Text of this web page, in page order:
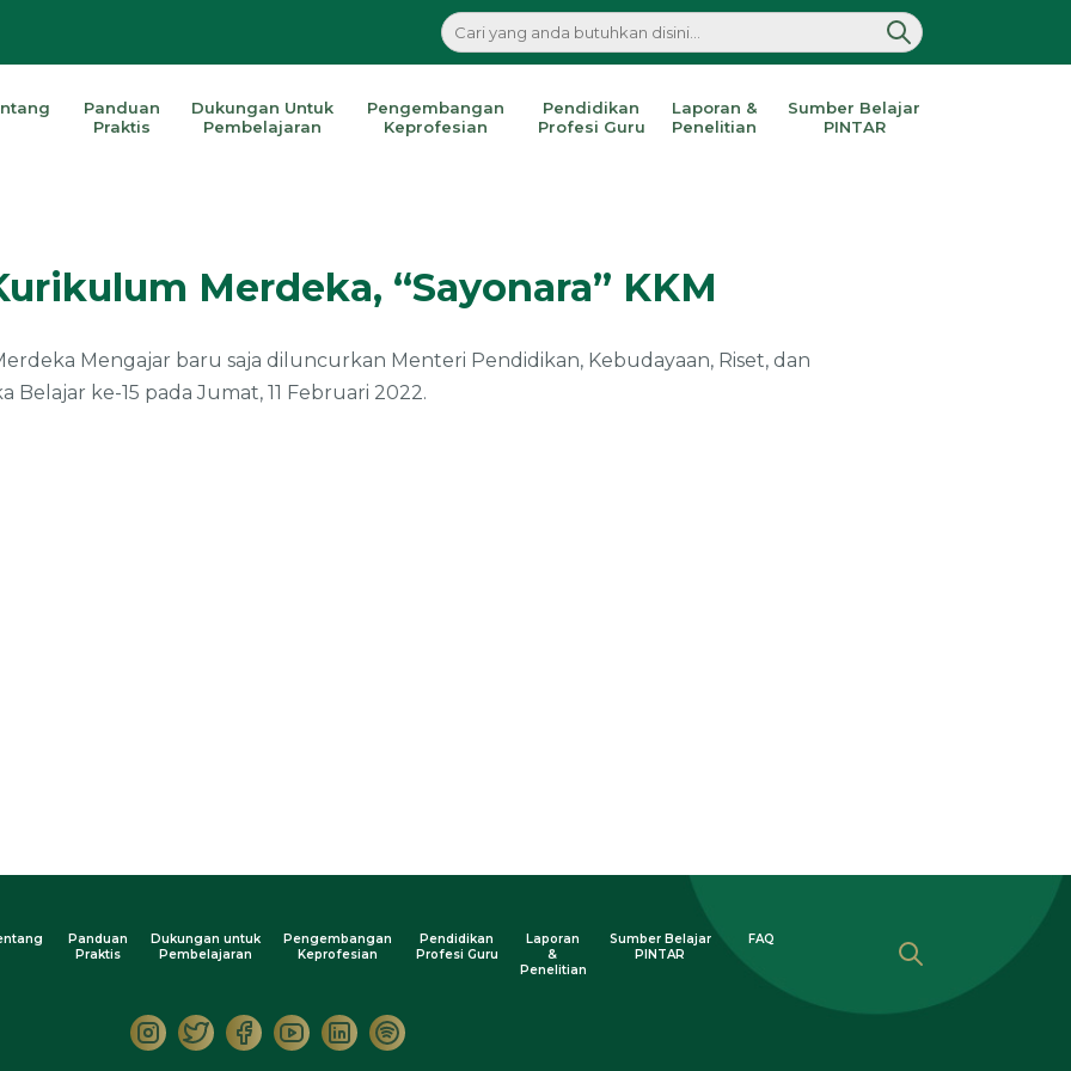
Panduan
Praktis
Dukungan Untuk
Pembelajaran
Pengembangan
Keprofesian
Pendidikan
Profesi Guru
Laporan &
Penelitian
Sumber Belajar
PINTAR
Merdeka, “Sayonara” KKM
Mengajar baru saja diluncurkan Menteri Pendidikan, Kebudayaan, Riset, dan
ke-15 pada Jumat, 11 Februari 2022.
Panduan
Praktis
Dukungan untuk
Pembelajaran
Pengembangan
Keprofesian
Pendidikan
Profesi Guru
Laporan
&
Penelitian
Sumber Belajar
PINTAR
FAQ